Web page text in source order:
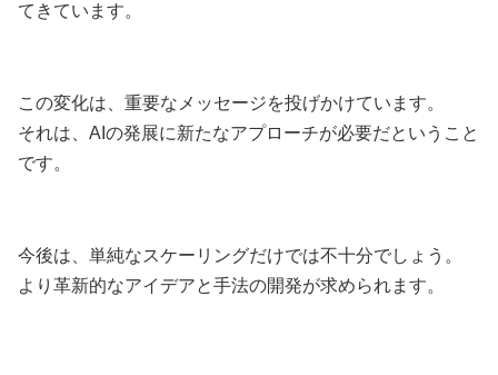
てきています。
この変化は、重要なメッセージを投げかけています。
それは、AIの発展に新たなアプローチが必要だということ
です。
今後は、単純なスケーリングだけでは不十分でしょう。
より革新的なアイデアと手法の開発が求められます。